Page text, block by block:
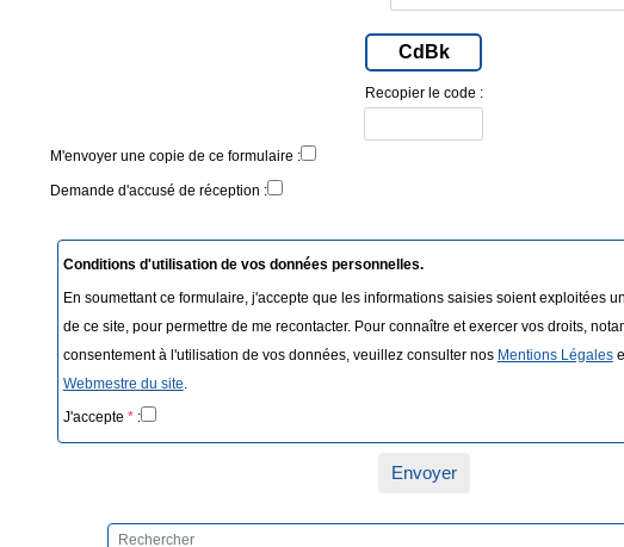
CdBk
Recopier le code :
M'envoyer une copie de ce formulaire :
Demande d'accusé de réception :
Conditions d'utilisation de vos données personnelles.
En soumettant ce formulaire, j'accepte que les informations saisies soient exploitées
de ce site, pour permettre de me recontacter. Pour connaître et exercer vos droits,
consentement à l'utilisation de vos données, veuillez consulter nos Mentions Légales
Webmestre du site.
J'accepte * :
Envoyer